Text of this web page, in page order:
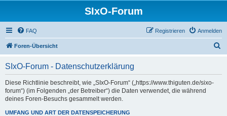
SIxO-Forum
FAQ Anmelden
Registrieren
Foren-Übersicht
SIxO-Forum - Datenschutzerklärung
Diese Richtlinie beschreibt, wie „SIxO-Forum“ („https://www.thiguten.de/sixo-
forum“) (im Folgenden „der Betreiber“) die Daten verwendet, die während
deines Foren-Besuchs gesammelt werden.
UMFANG UND ART DER DATENSPEICHERUNG